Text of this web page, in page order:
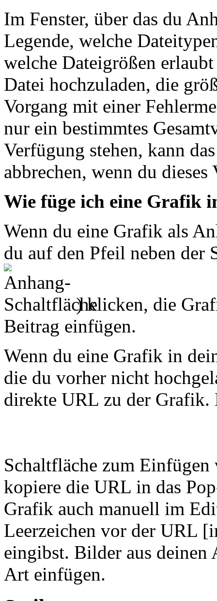
Im Fenster, über das du
Legende, welche
welche Dateigrößen
Datei hochzuladen, die
Vorgang mit einer
nur ein bestimmtes
Verfügung stehen, kann
abbrechen, wenn du
Wie füge ich eine Grafik
Wenn du eine Grafik als
du auf den Pfeil neben der
) klicken, die
Beitrag einfügen.
Wenn du eine Grafik in
die du vorher nicht
direkte URL zu der
Schaltfläche zum
kopiere die URL in das
Grafik auch manuell im
Leerzeichen vor der URL
eingibst. Bilder aus
Art einfügen.